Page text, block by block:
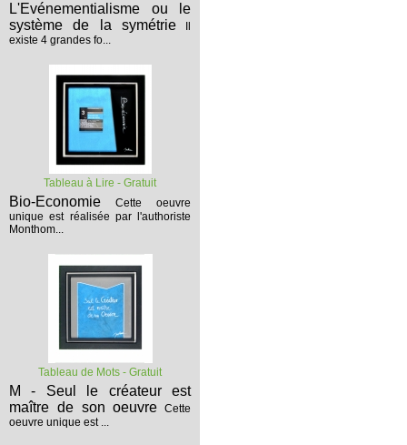
L'Evénementialisme ou le
système de la symétrie
existe 4 grandes fo...
Tableau à Lire - Gratuit
Bio-Economie
Cette oeuvre
unique est réalisée par l'authoriste
Monthom...
Tableau de Mots - Gratuit
M - Seul le créateur est
maître de son oeuvre Cette
oeuvre unique est ...